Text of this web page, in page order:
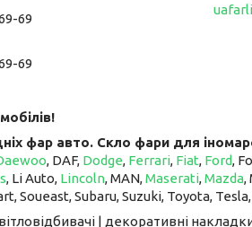
69
69
фар авто. Скло фари для
, DAF, Dodge, Ferrari, Fiat, Ford,
, Li Auto, ​​​​​​​ Lincoln, MAN,Maserati,Mazda,
Soueast, Subaru, Suzuki, Toyota,
| декоративні